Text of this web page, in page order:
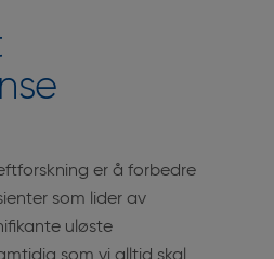
er å forbedre
som lider av
uløste